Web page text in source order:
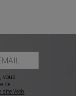
vous
de
site Web.